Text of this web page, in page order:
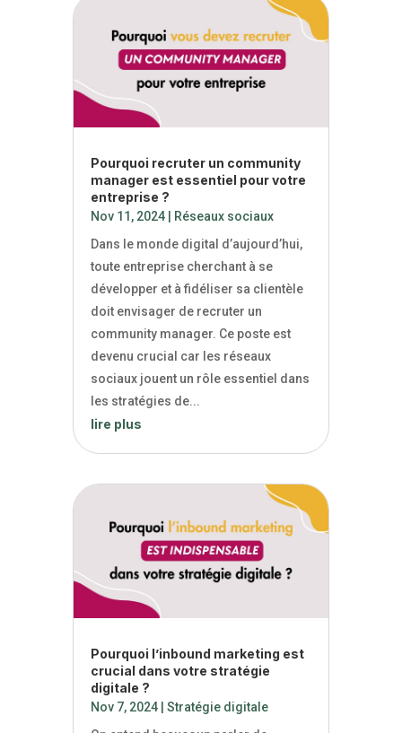
Pourquoi recruter un community
manager est essentiel pour votre
entreprise ?
Nov 11, 2024|
Réseaux sociaux
Dans le monde digital d’aujourd’hui,
toute entreprise cherchant à se
développer et à fidéliser sa clientèle
doit envisager de recruter un
community manager. Ce poste est
devenu crucial car les réseaux
sociaux jouent un rôle essentiel dans
les stratégies de...
lire plus
Pourquoi l’inbound marketing est
crucial dans votre stratégie
digitale ?
Nov 7, 2024| Stratégie digitale